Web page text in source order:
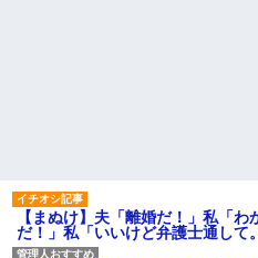
私「初めて飲む味だけどなん
のお茶？」彼「ちっ！」私「」
【GIF】JSのカンチョーワロ
タ
【まぬけ】夫「離婚だ！」私「
だ！」私「いいけど弁護士通して